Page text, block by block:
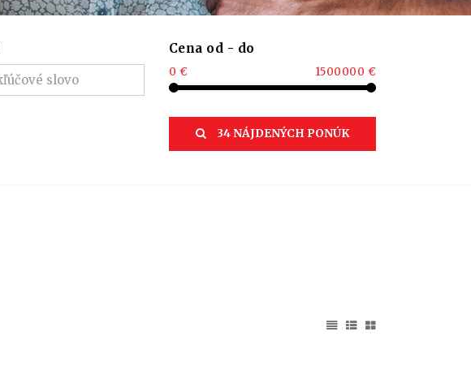
Cena od - do
0 € 1500000 €
34 NÁJDENÝCH PONÚK